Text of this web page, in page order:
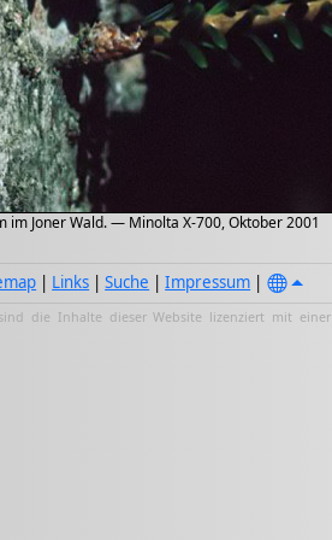
im Joner Wald. — Minolta X-700, Oktober 2001
| Links |Suche |Impressum |
die Inhalte dieser Website lizenziert mit einer